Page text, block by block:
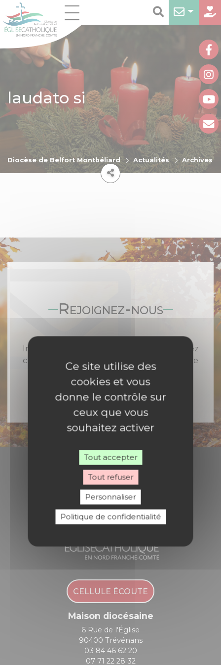
laudato si
Diocèse de Belfort Montbéliard Actualités Archives
Rejoignez-nous
Inscrivez-vous à notre newsletter et recevez
chaque semaine toute l'actualité catholique
en Nord Franche-Comté
Diocèse de Belfort - Montbéliard
CELLULE ÉCOUTE
Maison diocésaine
6 Rue de l'Église
90400 Trévénans
03 84 46 62 20
07 71 22 28 32
Ce site utilise des
cookies et vous
donne le contrôle sur
ceux que vous
souhaitez activer
Tout accepter
Tout refuser
Personnaliser
Politique de confidentialité